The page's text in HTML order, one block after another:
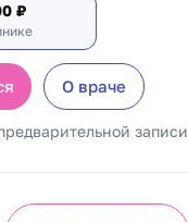
₽
О враче
записи